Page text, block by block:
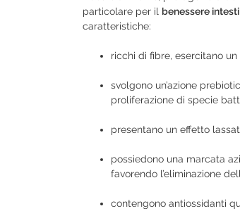
particolare per il benessere
caratteristiche:
ricchi di fibre, esercitano
svolgono un’azione
proliferazione di specie
presentano un effetto
possiedono una marcata
favorendo l’eliminazione
contengono antiossidanti